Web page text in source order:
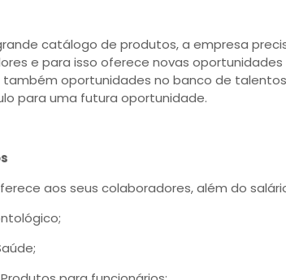
catálogo de produtos, a empresa
e para isso oferece novas
oportunidades no banco de
para uma futura oportunidade.
aos seus colaboradores, além do